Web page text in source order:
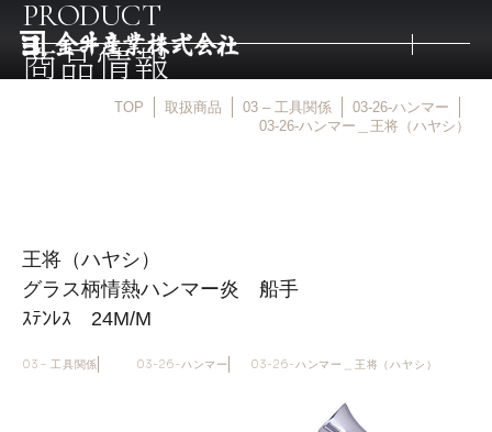
取扱メーカー
PRODUCT
商品情報
TOP 取扱商品 03 – 工具関係
03-26-ハンマー
03-26-ハンマー＿王将（ハヤシ）
王将（ハヤシ）
グラス柄情熱ハンマー炎 船手
ｽﾃﾝﾚｽ 24M/M
03 – 工具関係 03-26-ハンマー 03-26-ハンマー＿王将（ハヤシ）